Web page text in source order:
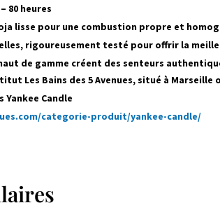
– 80 heures
lisse pour une combustion propre et
rigoureusement testé pour offrir la
de gamme créent des senteurs
Les Bains des 5 Avenues, situé à
Candle
categorie-produit/yankee-candle/